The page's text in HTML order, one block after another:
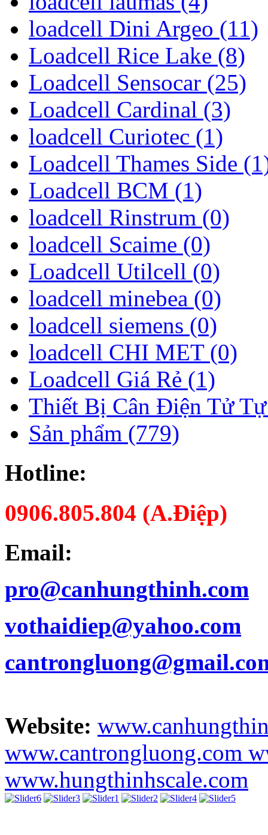
loadcell Dini Argeo (11)
Loadcell Rice Lake (8)
Loadcell Sensocar (25)
Loadcell Cardinal (3)
loadcell Curiotec (1)
Loadcell Thames Side
Loadcell BCM (1)
loadcell Rinstrum (0)
loadcell Scaime (0)
Loadcell Utilcell (0)
loadcell minebea (0)
loadcell siemens (0)
loadcell CHI MET (0)
Loadcell Giá Rẻ (1)
Thiết Bị Cân Điện Tử
Sản phẩm (779)
Hotline:
0906.805.804 (A.Điệp)
Email:
pro@canhungthinh.com
vothaidiep@yahoo.com
Website:
www.cantrongluong.com
www.hungthinhscale.com